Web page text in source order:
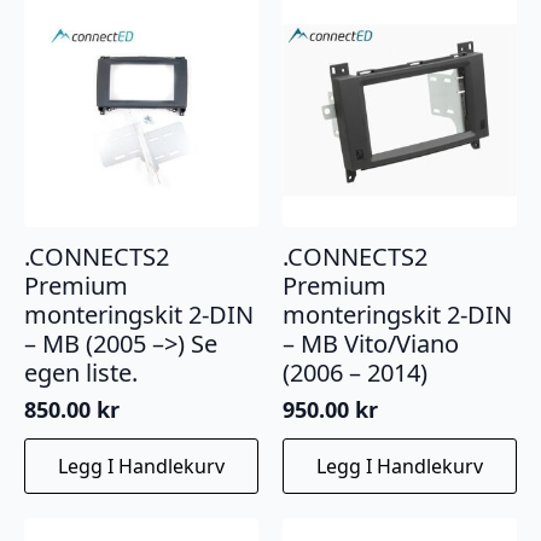
.CONNECTS2
Premium
monteringskit 2-DIN
– MB (2005 –>) Se
egen liste.
850.00 kr
Legg I Handlekurv
.CONNECTS2
Premium
monteringskit 2-DIN
– MB Vito/Viano
(2006 – 2014)
950.00 kr
Legg I Handlekurv